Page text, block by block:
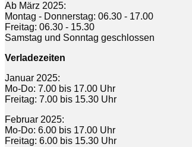
Ab März 2025:
Montag - Donnerstag: 06.30 - 17.00
Freitag: 06.30 - 15.30
Samstag und Sonntag geschlossen
Verladezeiten
Januar 2025:
Mo-Do: 7.00 bis 17.00 Uhr
Freitag: 7.00 bis 15.30 Uhr
Februar 2025:
Mo-Do: 6.00 bis 17.00 Uhr
Freitag: 6.00 bis 15.30 Uhr